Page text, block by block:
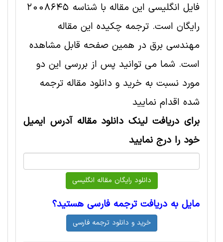
فایل انگلیسی این مقاله با شناسه 2008645
رایگان است. ترجمه چکیده این مقاله
مهندسی برق در همین صفحه قابل مشاهده
است. شما می توانید پس از بررسی این دو
مورد نسبت به خرید و دانلود مقاله ترجمه
شده اقدام نمایید
برای دریافت لینک دانلود مقاله آدرس ایمیل
خود را درج نمایید
مایل به دریافت ترجمه فارسی هستید؟